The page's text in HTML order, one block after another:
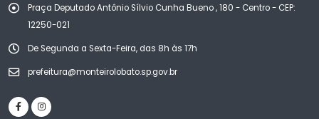
Praça Deputado Antônio Sílvio Cunha Bueno , 180 - Centro - CEP:
12250-021
De Segunda a Sexta-Feira, das 8h às 17h
prefeitura@monteirolobato.sp.gov.br